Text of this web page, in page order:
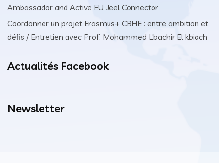
Ambassador and Active EU Jeel Connector
Coordonner un projet Erasmus+ CBHE : entre ambition et
défis / Entretien avec Prof. Mohammed L’bachir El kbiach
Actualités Facebook
Newsletter